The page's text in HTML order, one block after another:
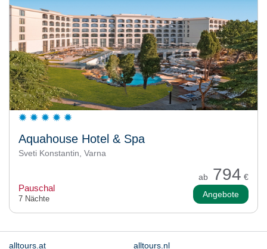
Aquahouse Hotel & Spa
Sveti Konstantin, Varna
ab 794 €
Pauschal
7 Nächte Angebote
alltours.at alltours.nl